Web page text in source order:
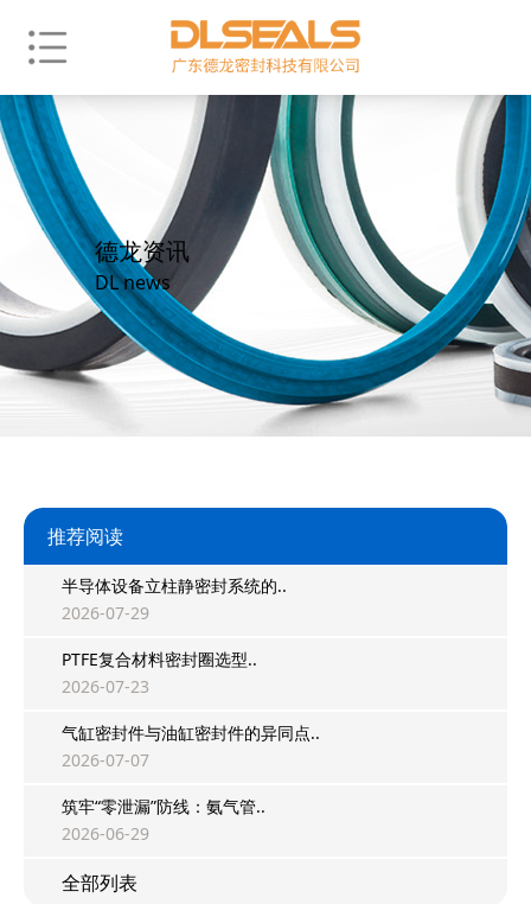
德龙资讯
DL news
推荐阅读
半导体设备立柱静密封系统的..
2026-07-29
PTFE复合材料密封圈选型..
2026-07-23
气缸密封件与油缸密封件的异同点..
2026-07-07
筑牢“零泄漏”防线：氨气管..
2026-06-29
全部列表